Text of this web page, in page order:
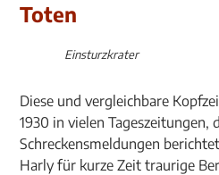
Toten
Einsturzkrater
Diese und vergleichbare
1930 in vielen Tageszeitungen,
Schreckensmeldungen
Harly für kurze Zeit traurige